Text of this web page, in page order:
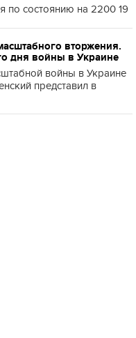
по состоянию на 2200 19
вторжения.
дня войны в Украине
войны в Украине
представил в